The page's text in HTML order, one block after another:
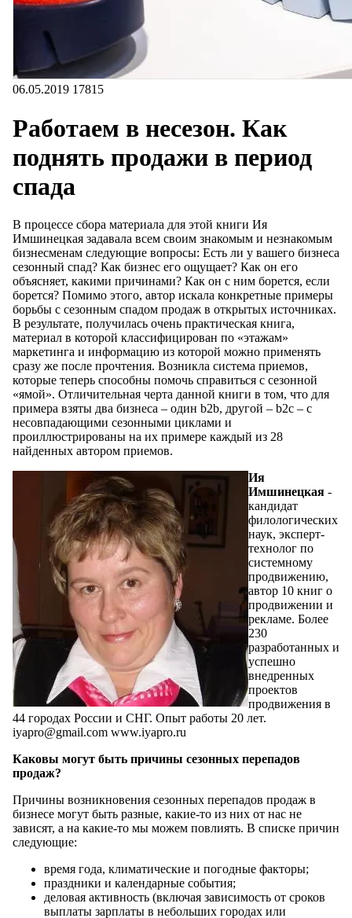
06.05.2019 17815
Работаем в несезон. Как
поднять продажи в период
спада
В процессе сбора материала для этой книги Ия
Имшинецкая задавала всем своим знакомым и незнакомым
бизнесменам следующие вопросы: Есть ли у вашего бизнеса
сезонный спад? Как бизнес его ощущает? Как он его
объясняет, какими причинами? Как он с ним борется, если
борется? Помимо этого, автор искала конкретные примеры
борьбы с сезонным спадом продаж в открытых источниках.
В результате, получилась очень практическая книга,
материал в которой классифицирован по «этажам»
маркетинга и информацию из которой можно применять
сразу же после прочтения. Возникла система приемов,
которые теперь способны помочь справиться с сезонной
«ямой». Отличительная черта данной книги в том, что для
примера взяты два бизнеса – один b2b, другой – b2c – с
несовпадающими сезонными циклами и
проиллюстрированы на их примере каждый из 28
найденных автором приемов.
Ия
Имшинецкая -
кандидат
филологических
наук, эксперт-
технолог по
системному
продвижению,
автор 10 книг о
продвижении и
рекламе. Более
230
разработанных и
успешно
внедренных
проектов
продвижения в
44 городах России и СНГ. Опыт работы 20 лет.
iyapro@gmail.com www.iyapro.ru
Каковы могут быть причины сезонных перепадов
продаж?
Причины возникновения сезонных перепадов продаж в
бизнесе могут быть разные, какие-то из них от нас не
зависят, а на какие-то мы можем повлиять. В списке причин
следующие:
время года, климатические и погодные факторы;
праздники и календарные события;
деловая активность (включая зависимость от сроков
выплаты зарплаты в небольших городах или